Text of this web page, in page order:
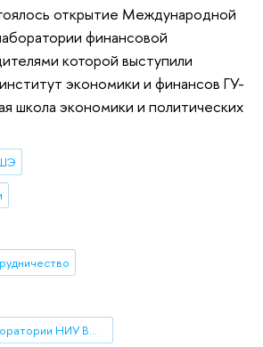
открытие Международной
финансовой
которой выступили
экономики и финансов ГУ-
школа экономики и политических
научно-учебные лаборатории НИУ ВШЭ